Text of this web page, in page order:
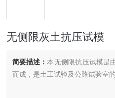
无侧限灰土抗压试模
简要描述：本无侧限抗压试模是
而成，是土工试验及公路试验室